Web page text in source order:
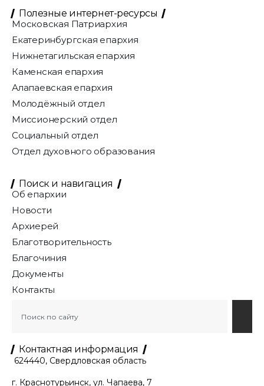
Полезные интернет-ресурсы
Московская Патриархия
Екатеринбургская епархия
Нижнетагильская епархия
Каменская епархия
Алапаевская епархия
Молодёжный отдел
Миссионерский отдел
Социальный отдел
Отдел духовного образования
Поиск и навигация
Об епархии
Новости
Архиерей
Благотворительность
Благочиния
Документы
Контакты
Контактная информация
624440, Свердловская область
г. Краснотурьинск, ул. Чапаева, 7